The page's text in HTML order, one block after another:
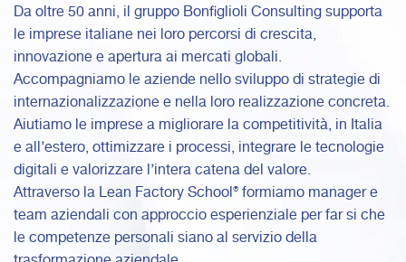
Da oltre 50 anni, il gruppo Bonfiglioli Consulting supporta
le imprese italiane nei loro percorsi di crescita,
innovazione e apertura ai mercati globali.
Accompagniamo le aziende nello sviluppo di strategie di
internazionalizzazione e nella loro realizzazione concreta.
Aiutiamo le imprese a migliorare la competitività, in Italia
e all’estero, ottimizzare i processi, integrare le tecnologie
digitali e valorizzare l’intera catena del valore.
Attraverso la Lean Factory School® formiamo manager e
team aziendali con approccio esperienziale per far si che
le competenze personali siano al servizio della